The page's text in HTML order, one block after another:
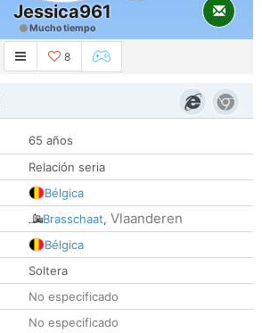
Jessica961
Mucho tiempo
8
65 años
Relación seria
Bélgica
Brasschaat, Vlaanderen
Bélgica
Soltera
No especificado
No especificado